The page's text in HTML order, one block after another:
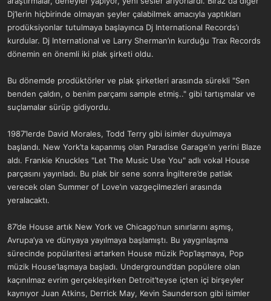
Dj’lerin hiçbirinde olmayan şeyler çalabilmek amacıyla yaptıkları
prodüksiyonlar tutulmaya başlayınca Dj International Records’ı
kurdular. Dj International ve Larry Sherman’ın kurduğu Trax Records
dönemin en önemli iki plak şirketi oldu.
Bu dönemde prodüktörler ve plak şirketleri arasında sürekli "Sen
benden çaldın, o benim parçamı sample etmiş.." gibi tartışmalar ve
suçlamalar sürüp gidiyordu.
1987’lerde David Morales, Todd Terry gibi isimler duyulmaya
başlandı. New York’ta kapanmış olan Paradise Garage’ın yerini Blaze
aldı. Frankie Knuckles "Let The Music Use You" adlı vokal House
parçasını yayınladı. Bu plak bir sene sonra İngiltere’de patlak
verecek olan Summer of Love’ın vazgeçilmezleri arasında
yeralacaktı.
87’de House artık New York ve Chicago’nun sınırlarını aşmış,
Avrupa’ya ve dünyaya yayılmaya başlamıştı. Bu yaygınlaşma
sürecinde popülaritesi artarken House müzik Pop’laşmaya, Pop
müzik House’laşmaya başladı. Underground’dan popülere olan
kaçınılmaz evrim gerçekleşirken Detroit’teyse içten içi birşeyler
kaynıyor Juan Atkins, Derrick May, Kevin Saunderson gibi isimler